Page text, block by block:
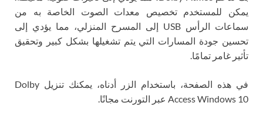
يمكن للمستخدم تخصيص معدات الصوت الخاصة به من
سماعات الرأس USB إلى المسرح المنزلي، مما يؤدي إلى
تحسين جودة المسارات التي يتم تشغيلها بشكل كبير وتحقيق
تأثير غامر تمامًا.
في هذه الصفحة، باستخدام الزر أدناه، يمكنك تنزيل Dolby
Access Windows 10 عبر التورنت مجانًا.